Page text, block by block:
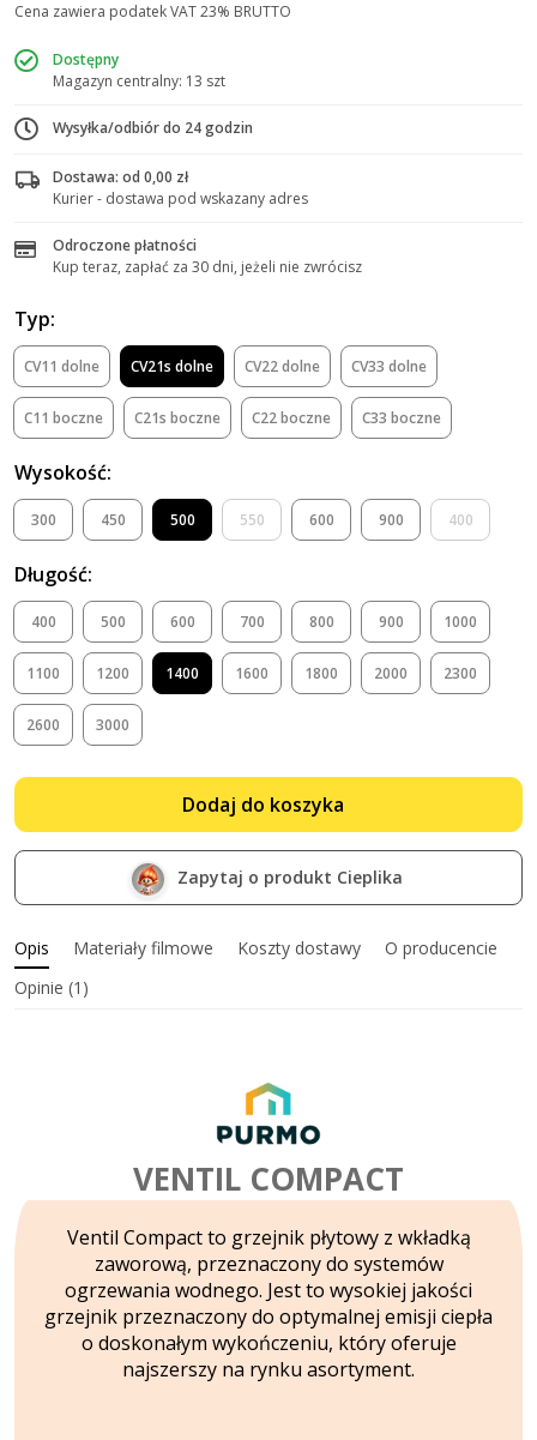
Cena zawiera podatek VAT 23% BRUTTO
Dostępny
Magazyn centralny: 13 szt
Wysyłka/odbiór do 24 godzin
Dostawa: od 0,00 zł
Kurier - dostawa pod wskazany adres
Odroczone płatności
Kup teraz, zapłać za 30 dni, jeżeli nie zwrócisz
Typ:
CV11 dolne CV21s dolne CV22 dolne CV33 dolne
C11 boczne C21s boczne C22 boczne C33 boczne
Wysokość:
300 450 500 550 600 900 400
Długość:
400 500 600 700 800 900 1000
1100 1200 1400 1600 1800 2000 2300
2600 3000
Dodaj do koszyka
Zapytaj o produkt Cieplika
Opis Materiały filmowe Koszty dostawy
O producencie
Opinie (1)
VENTIL COMPACT
Ventil Compact to grzejnik płytowy z wkładką
zaworową, przeznaczony do systemów
ogrzewania wodnego. Jest to wysokiej jakości
grzejnik przeznaczony do optymalnej emisji ciepła
o doskonałym wykończeniu, który oferuje
najszerszy na rynku asortyment.